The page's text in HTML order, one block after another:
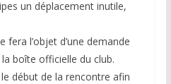
un déplacement inutile,
fera l’objet d’une demande
boîte officielle du club.
début de la rencontre afin